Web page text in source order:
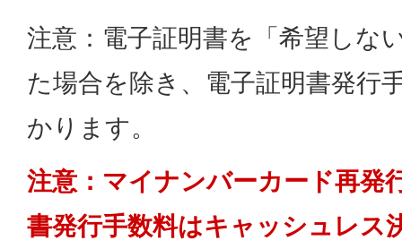
注意：電子証明書を「希望しな
た場合を除き、電子証明書発行
かります。
注意：マイナンバーカード再発
書発行手数料はキャッシュレス